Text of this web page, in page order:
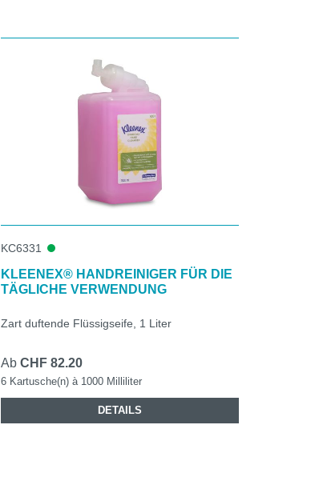
KC6331
KLEENEX® HANDREINIGER FÜR DIE
TÄGLICHE VERWENDUNG
Zart duftende Flüssigseife, 1 Liter
Ab CHF 82.20
6 Kartusche(n) à 1000 Milliliter
DETAILS